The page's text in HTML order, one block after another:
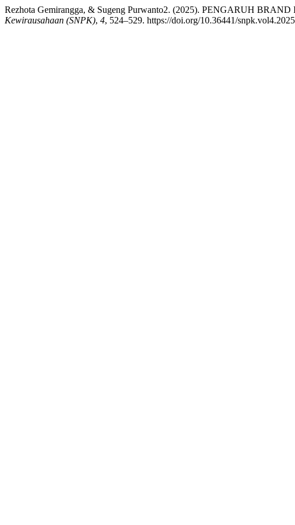
Rezhota Gemirangga, & Sugeng Purwanto2. (2025). PENGARUH
Kewirausahaan (SNPK), 4, 524–529. https://doi.org/10.36441/